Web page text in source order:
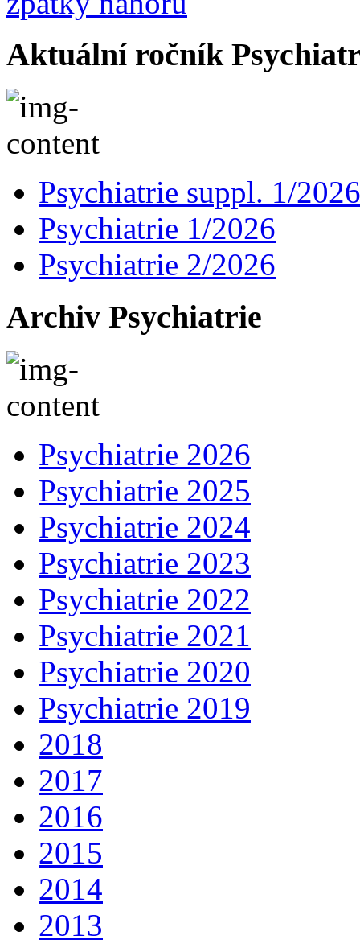
Aktuální ročník
Psychiatrie suppl. 1/2026
Psychiatrie 1/2026
Psychiatrie 2/2026
Archiv Psychiatrie
Psychiatrie 2026
Psychiatrie 2025
Psychiatrie 2024
Psychiatrie 2023
Psychiatrie 2022
Psychiatrie 2021
Psychiatrie 2020
Psychiatrie 2019
2018
2017
2016
2015
2014
2013